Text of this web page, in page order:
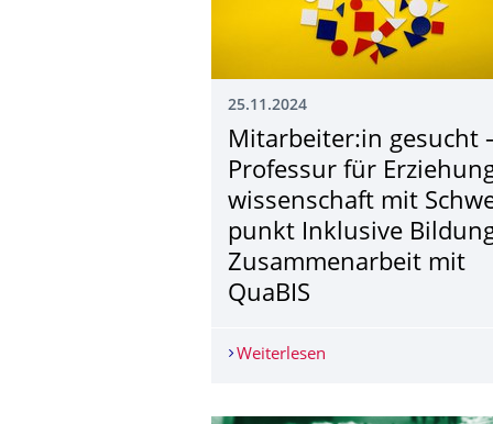
25.11.2024
Mitarbeiter:in gesucht
Professur für
wissen­schaft mit
punkt Inklusive
Zusammenarbeit mit
QuaBIS
Weiterlesen